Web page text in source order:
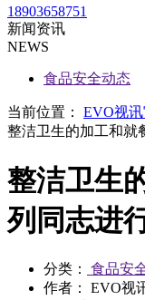
18903658751
新闻资讯
NEWS
食品安全动态
当前位置： EVO视
整洁卫生的加工和就
整洁卫生
列同志进
分类：
食品安
作者： EVO视